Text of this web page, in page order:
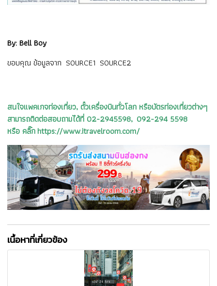
By: Bell Boy
ขอบคุณ ข้อมูลจาก SOURCE1 SOURCE2
สนใจแพคเกจท่องเที่ยว, ตั๋วเครื่องบินทั่วโลก หรือบัตรท่องเที่ยวต่างๆ
สามารถติดต่อสอบถามได้ที่ 02-2945598, 092-294 5598
หรือ คลิ๊ก https://www.itravelroom.com/
เนื้อหาที่เกี่ยวข้อง